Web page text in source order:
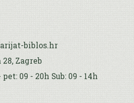
biblos.hr
Zagreb
09 - 20h Sub: 09 - 14h